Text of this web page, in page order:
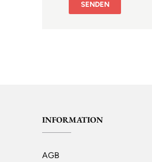
INFORMATION
AGB